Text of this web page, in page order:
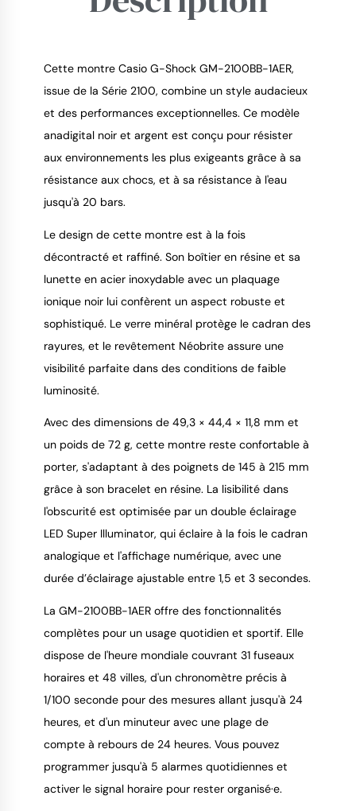
Cette montre Casio G-Shock GM-2100BB-1AER,
issue de la Série 2100, combine un style audacieux
et des performances exceptionnelles. Ce modèle
anadigital noir et argent est conçu pour résister
aux environnements les plus exigeants grâce à sa
résistance aux chocs, et à sa résistance à l'eau
jusqu'à 20 bars.
Le design de cette montre est à la fois
décontracté et raffiné. Son boîtier en résine et sa
lunette en acier inoxydable avec un plaquage
ionique noir lui confèrent un aspect robuste et
sophistiqué. Le verre minéral protège le cadran des
rayures, et le revêtement Néobrite assure une
visibilité parfaite dans des conditions de faible
luminosité.
Avec des dimensions de 49,3 × 44,4 × 11,8 mm et
un poids de 72 g, cette montre reste confortable à
porter, s'adaptant à des poignets de 145 à 215 mm
grâce à son bracelet en résine. La lisibilité dans
l'obscurité est optimisée par un double éclairage
LED Super Illuminator, qui éclaire à la fois le cadran
analogique et l'affichage numérique, avec une
durée d’éclairage ajustable entre 1,5 et 3 secondes.
La GM-2100BB-1AER offre des fonctionnalités
complètes pour un usage quotidien et sportif. Elle
dispose de l'heure mondiale couvrant 31 fuseaux
horaires et 48 villes, d'un chronomètre précis à
1/100 seconde pour des mesures allant jusqu'à 24
heures, et d'un minuteur avec une plage de
compte à rebours de 24 heures. Vous pouvez
programmer jusqu'à 5 alarmes quotidiennes et
activer le signal horaire pour rester organisé·e.